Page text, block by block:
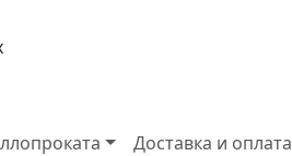
Доставка и оплата